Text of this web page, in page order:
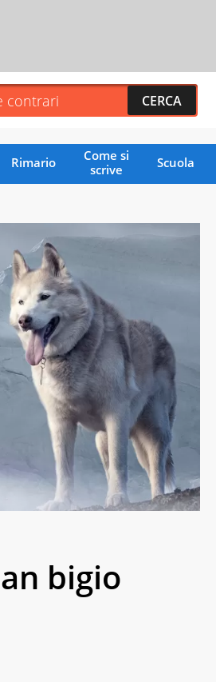
Rimario
Come si
scrive
Scuola
bigio